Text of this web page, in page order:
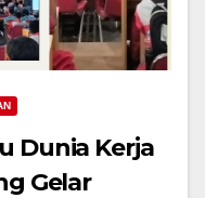
Dunia Kerja
Gelar